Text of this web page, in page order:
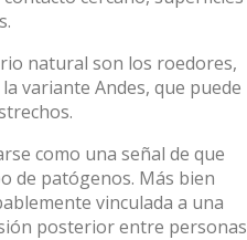
.
natural son los roedores,
variante Andes, que puede
como una señal de que
de patógenos. Más bien
vinculada a una
posterior entre personas